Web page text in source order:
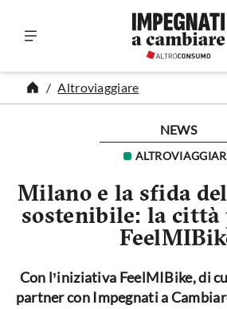
Altroviaggiare
NEWS
Milano e la sfida
sostenibile: la città
Con l’iniziativa FeelMIBike, di
partner con Impegnati a